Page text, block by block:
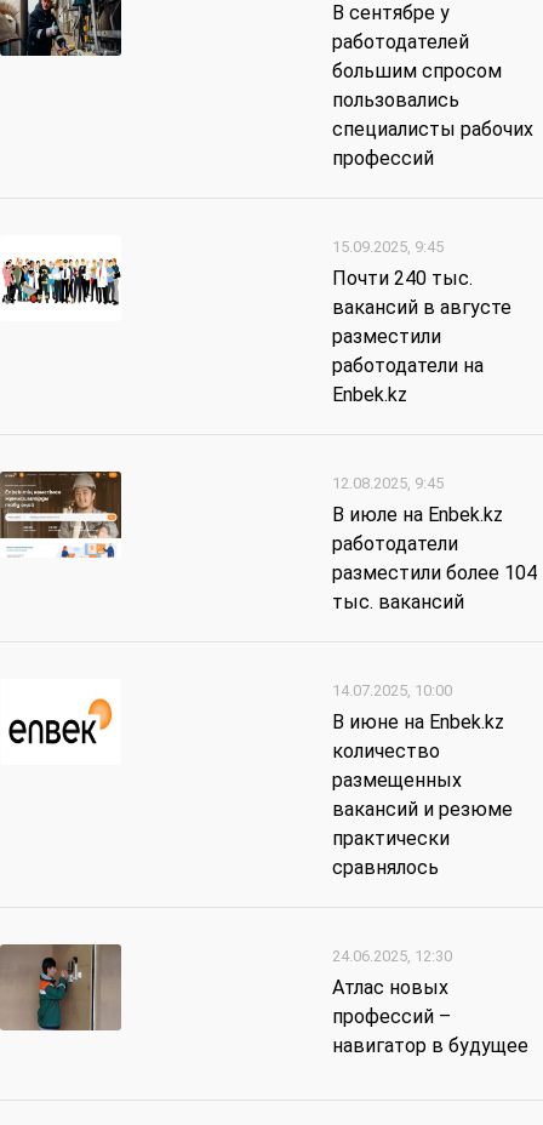
В сентябре у
работодателей
большим спросом
пользовались
специалисты рабочих
профессий
15.09.2025, 9:45
Почти 240 тыс.
вакансий в августе
разместили
работодатели на
Enbek.kz
12.08.2025, 9:45
В июле на Enbek.kz
работодатели
разместили более 104
тыс. вакансий
14.07.2025, 10:00
В июне на Enbek.kz
количество
размещенных
вакансий и резюме
практически
сравнялось
24.06.2025, 12:30
Атлас новых
профессий –
навигатор в будущее